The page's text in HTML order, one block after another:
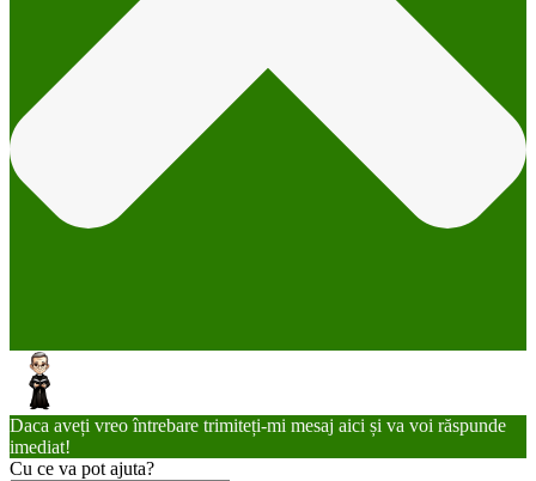
Daca aveți vreo întrebare trimiteți-mi mesaj aici și va voi răspunde
imediat!
Cu ce va pot ajuta?